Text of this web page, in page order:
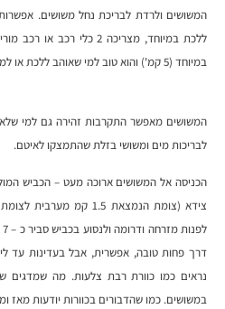
המשושים ולרדת לבריכת נחל משושים.
ללכת במיוחד, מצריכה 2 כלי
במיוחד (5 קמ') והוא טוב למי שאוהב ללכת או למשפחות שאוהבות ללכת.
המשושים מאפשר התקרבות זהירה גם למי
לבריכות מים ומשושי בזלת שהתמצקו לאיטם.
הכניסה אל המשושים ארוכה מעט – הכביש
דרך פחות טובה, אפשרית, אבל בעדינות עד
נראים כמו כוורת רבת צלעות. מה שמדגים
במשושים. כמו שהדבורים בכוורות יודעות מאז